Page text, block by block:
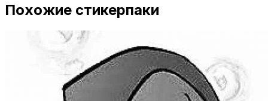
Похожие стикерпаки